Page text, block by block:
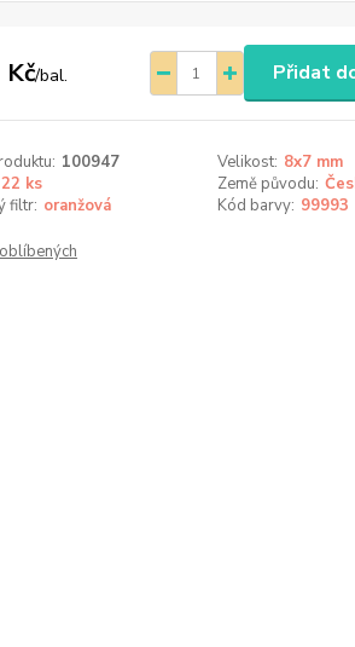
Kč/bal. Přidat
100947 Velikost: 8x7 mm
22 ks
Země původu:
filtr: oranžová Kód barvy: 99993